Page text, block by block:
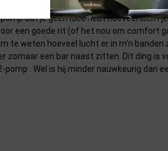
dat je geen idee hebt hoeveel lucht
een goede rit (of het nou om comfort
te weten hoeveel lucht er in m'n banden
zomaar een bar naast zitten. Dit ding is
. Wel is hij minder nauwkeurig dan